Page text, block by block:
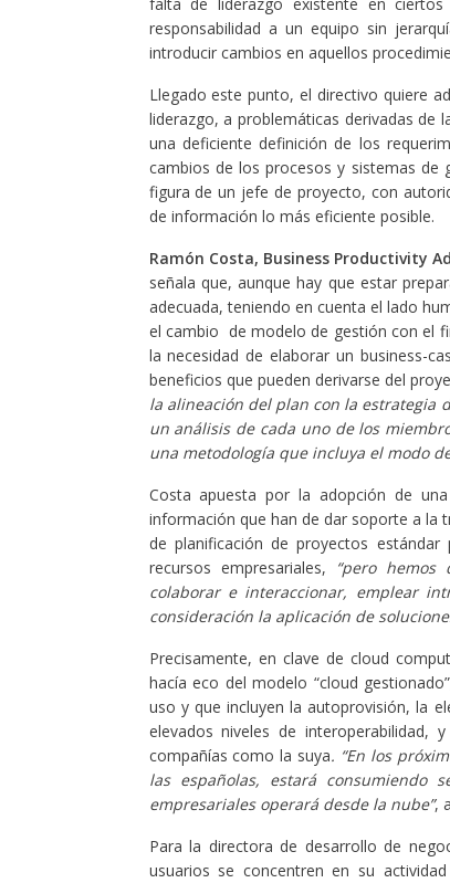
responsabilidad a un equipo sin
introducir cambios en aquellos
Llegado este punto, el directivo quiere
liderazgo, a problemáticas derivadas
una deficiente definición de los
cambios de los procesos y sistemas de
figura de un jefe de proyecto, con
de información lo más eficiente posible.
Ramón Costa, Business Productivity
señala que, aunque hay que estar
adecuada, teniendo en cuenta el lado
el cambio de modelo de gestión con el
la necesidad de elaborar un business-
beneficios que pueden derivarse del
la alineación del plan con la estrategia
un análisis de cada uno de los
una metodología que incluya el modo
Costa apuesta por la adopción de
información que han de dar soporte a la
de planificación de proyectos
recursos empresariales,
“pero
colaborar e interaccionar, emplear
consideración la aplicación de
Precisamente, en clave de cloud
hacía eco del modelo “cloud
uso y que incluyen la autoprovisión, la
elevados niveles de interoperabilidad,
compañías como la suya. “En los
las españolas, estará
empresariales operará desde la nube”,
Para la directora de desarrollo de
usuarios se concentren en su